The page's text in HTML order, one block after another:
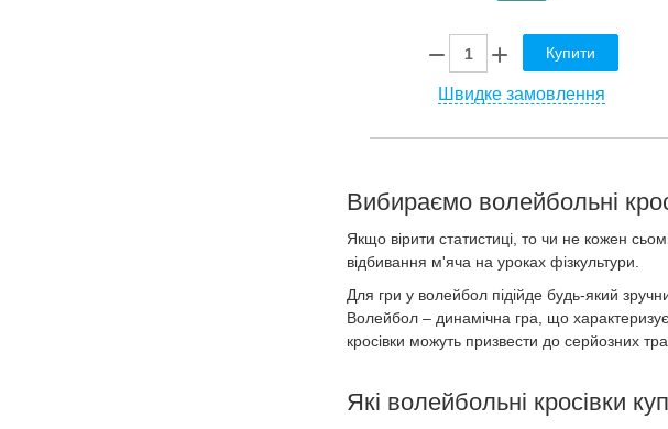
Купити
Швидке замовлення
Вибираємо волейбольні
Якщо вірити статистиці, то чи не кожен
відбивання м'яча на уроках фізкультури.
Для гри у волейбол підійде будь-який
Волейбол – динамічна гра, що
кросівки можуть призвести до серйозних
Які волейбольні кросівки